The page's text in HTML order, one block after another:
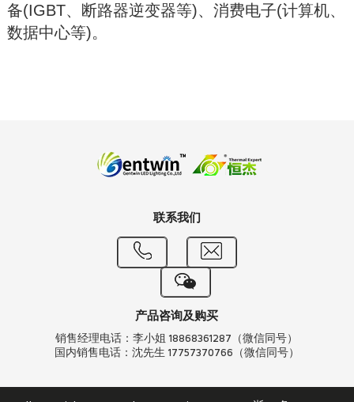
备(IGBT、断路器逆变器等)、消费电子(计算机、
数据中心等)。
联系我们
产品咨询及购买
销售经理电话：李小姐 18868361287（微信同号）
国内销售电话：沈先生 17757370766（微信同号）